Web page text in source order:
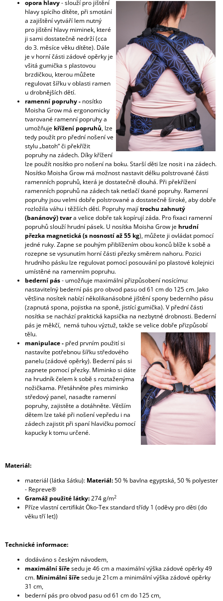
opora hlavy- slouží pro jištění
hlavy spícího dítěte, při smotání
a zajištění vytváří lem nutný
pro jištění hlavy miminek, které
ji sami dostatečně nedrží (cca
do 3. měsíce věku dítěte). Dále
je v horní části zádové opěrky je
všitá gumička s plastovou
brzdičkou, kterou můžete
regulovat šířku v oblasti ramen
u drobnějších dětí.
ramenní popruhy - nosítko
Moisha Grow má ergonomicky
tvarované ramenní popruhy a
umožňuje křížení popruhů, lze
tedy použít pro přední nošení ve
stylu „batoh“ či překřížit
popruhy na zádech. Díky křížení
lze použít nosítko pro nošení na boku. Starší děti lze nosit i na zádech.
Nosítko Moisha Grow má možnost nastavit délku polstrované části
ramenních popruhů, která je dostatečně dlouhá. Při překřížení
ramenních popruhů na zádech tak netlačí tkané popruhy. Ramenní
popruhy jsou velmi dobře polstrované a dostatečně široké, aby dobře
rozložila váhu i těžších dětí. Popruhy majítrochu zahnutý
(banánový) tvara velice dobře tak kopírují záda. Pro fixaci ramenní
popruhů slouží hrudní pásek. U nosítka Moisha Grow je hrudní
přezka magnetická (s nosností až 55 kg), můžete ji ovládat pomocí
jedné ruky. Zapne se pouhým přiblížením obou konců blíže k sobě a
rozepne se vysunutím horní části přezky směrem nahoru. Pozici
hrudního pásku lze regulovat pomocí posouvání po plastové kolejnici
umístěné na ramenním popruhu.
bederní pás- umožňuje maximální přizpůsobení nosícímu:
nastavitelný bederní pás pro obvod pasu od 61 cm do 125 cm. Jako
většina nosítek nabízí několikanásobné jištění spony bederního pásu
(zapnutá spona, pojistka na sponě, jistící gumička). V přední části
nosítka se nachází praktická kapsička na nezbytné drobnosti. Bederní
pás je měkčí, nemá tuhou výztuž, takže se velice dobře přizpůsobí
tělu.
manipulace - před prvním použití si
nastavíte potřebnou šířku středového
panelu (zádové opěrky). Bederní pás si
zapnete pomocí přezky. Miminko si dáte
na hrudník čelem k sobě s roztaženýma
nožičkama. Přetáhněte přes miminko
středový panel, nasaďte ramenní
popruhy, zajistěte a dotáhněte. Větším
dětem lze také při nošení vepředu i na
zádech zajistit při spaní hlavičku pomocí
kapucky k tomu určené.
Materiál:
materiál (látka šátku): Materiál:50 % bavlna egyptská, 50 % polyester
- Repreve®
Gramáž použité látky:274 g/m2
Příze vlastní certifikát Öko-Tex standard třídy 1 (oděvy pro děti (do
věku tří let))
Technické informace:
dodáváno s českým návodem,
maximální šířesedu je 46 cm a maximální výška zádové opěrky 49
cm. Minimální šířesedu je 21cm a minimální výška zádové opěrky
31 cm,
bederní pás pro obvod pasu od 61 cm do 125 cm,